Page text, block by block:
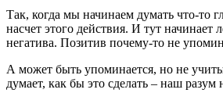
Так, когда мы начинаем думать что-то
насчет этого действия. И тут начинает
негатива. Позитив почему-то не
А может быть упоминается, но не
думает, как бы это сделать – наш